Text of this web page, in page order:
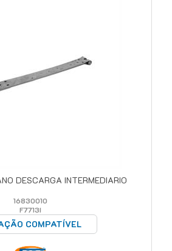
DESCARGA INTERMEDIARIO
16830010
F7713I
COMPATÍVEL